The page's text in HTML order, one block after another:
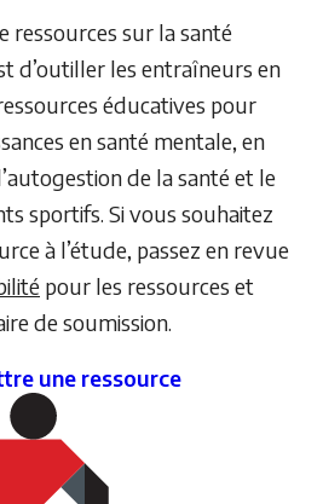
ressources sur la santé
d’outiller les entraîneurs en
éducatives pour
en santé mentale, en
de la santé et le
sportifs. Si vous souhaitez
à l’étude, passez en revue
pour les ressources et
de soumission.
une ressource